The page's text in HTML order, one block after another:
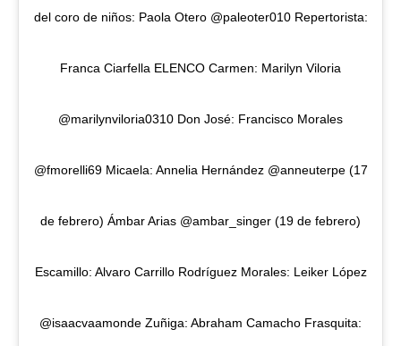
del coro de niños: Paola Otero @paleoter010 Repertorista:
Franca Ciarfella ELENCO Carmen: Marilyn Viloria
@marilynviloria0310 Don José: Francisco Morales
@fmorelli69 Micaela: Annelia Hernández @anneuterpe (17
de febrero) Ámbar Arias @ambar_singer (19 de febrero)
Escamillo: Alvaro Carrillo Rodríguez Morales: Leiker López
@isaacvaamonde Zuñiga: Abraham Camacho Frasquita: